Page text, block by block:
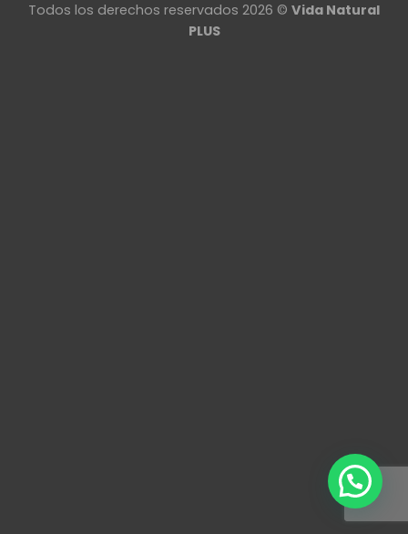
Todos los derechos reservados 2026 © Vida Natural
PLUS